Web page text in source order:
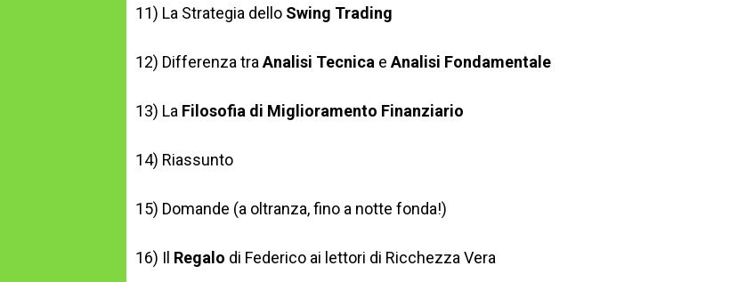
11) La Strategia dello Swing Trading
12) Differenza traAnalisi Tecnica eAnalisi Fondamentale
13) La Filosofia di Miglioramento Finanziario
14) Riassunto
15) Domande (a oltranza, fino a notte fonda!)
16) Il Regalo di Federico ai lettori di Ricchezza Vera